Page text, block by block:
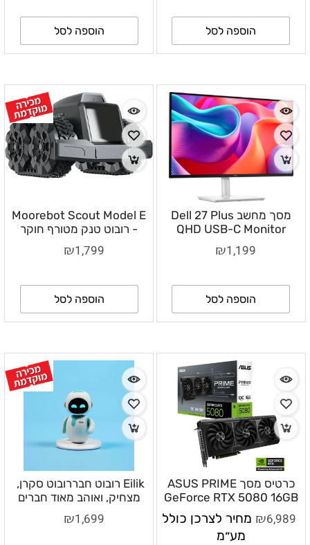
הוספה לסל הוספה לסל
מסך מחשב Dell 27 Plus
QHD USB-C Monitor
S2725DC עם רמקולים
מובנים
₪1,199
הוספה לסל
Moorebot Scout Model E
- רובוט טנק מטורף חוקר
רב-תכליתי, עמיד למים
₪1,799
הוספה לסל
כרטיס מסך ASUS PRIME
GeForce RTX 5080 16GB
GDDR7 – 90YV0LX0-
M0NA00 ₪6,989
מחיר לצרכן כולל
מע״מ
Eilik רובוט חבררובוט סקרן,
מצחיק, ואוהב מאוד חברים
והרפתקאות!
₪1,699